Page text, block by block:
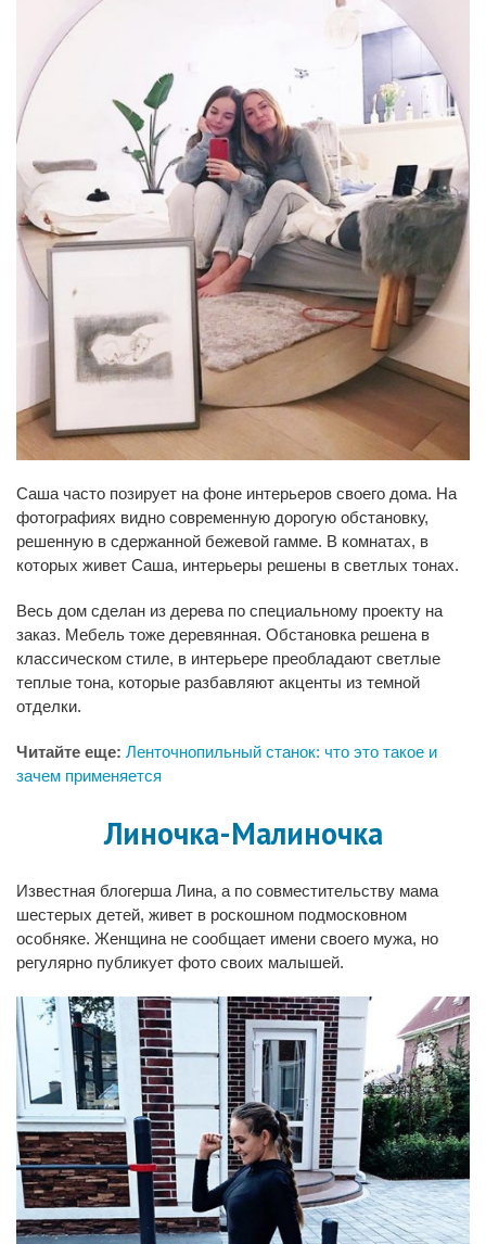
Саша часто позирует на фоне интерьеров своего дома. На
фотографиях видно современную дорогую обстановку,
решенную в сдержанной бежевой гамме. В комнатах, в
которых живет Саша, интерьеры решены в светлых тонах.
Весь дом сделан из дерева по специальному проекту на
заказ. Мебель тоже деревянная. Обстановка решена в
классическом стиле, в интерьере преобладают светлые
теплые тона, которые разбавляют акценты из темной
отделки.
Читайте еще: Ленточнопильный станок: что это такое и
зачем применяется
Линочка-Малиночка
Известная блогерша Лина, а по совместительству мама
шестерых детей, живет в роскошном подмосковном
особняке. Женщина не сообщает имени своего мужа, но
регулярно публикует фото своих малышей.